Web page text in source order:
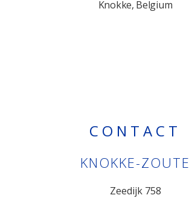
Knokke, Belgium
CONTACT
KNOKKE-ZOUTE
Zeedijk 758